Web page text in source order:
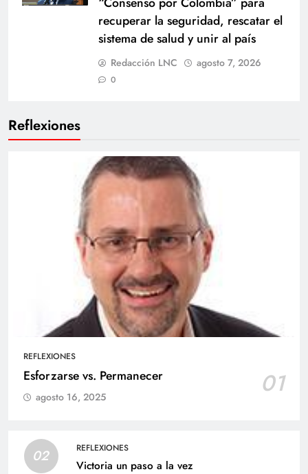
Reflexiones
REFLEXIONES
Esforzarse vs. Permanecer 01
agosto 16, 2025
02 REFLEXIONES
Victoria un paso a la vez
recuperar la seguridad, rescatar el
sistema de salud y unir al país
Redacción LNC agosto 7, 2026
0